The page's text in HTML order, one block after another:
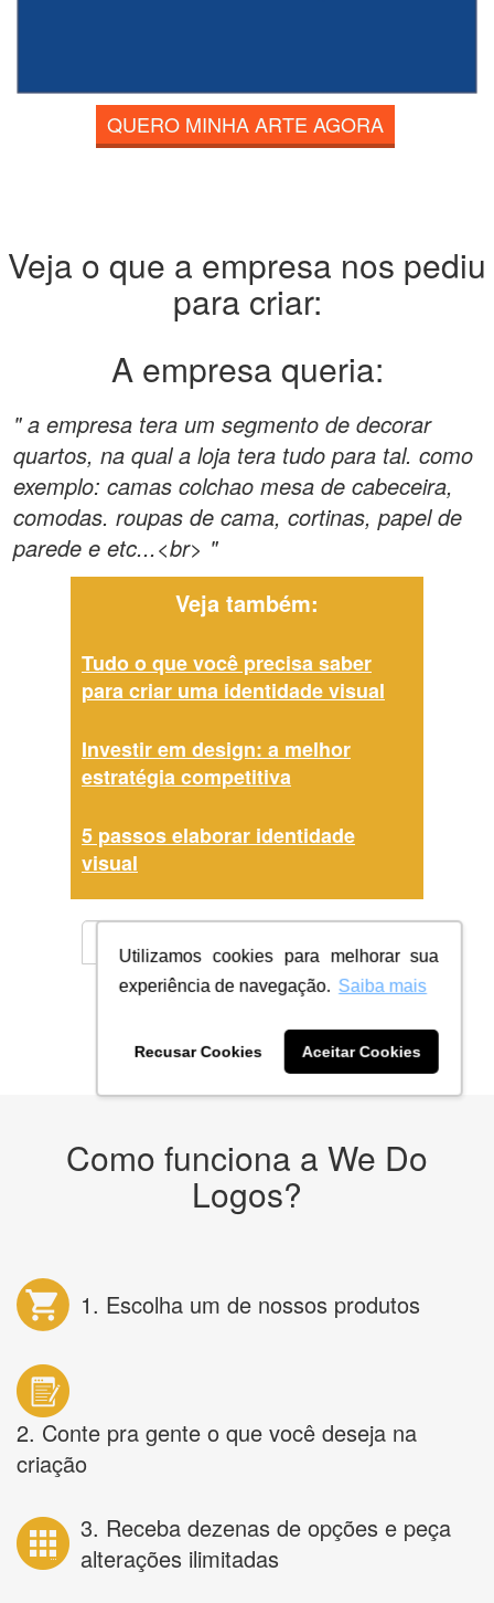
Utilizamos cookies para melhorar sua
experiência de navegação. Saiba mais
Recusar Cookies Aceitar Cookies
QUERO MINHA ARTE AGORA
Veja o que a empresa nos pediu
para criar:
A empresa queria:
" a empresa tera um segmento de decorar
quartos, na qual a loja tera tudo para tal. como
exemplo: camas colchao mesa de cabeceira,
comodas. roupas de cama, cortinas, papel de
parede e etc...<br> "
Veja também:
Tudo o que você precisa saber
para criar uma identidade visual
Investir em design: a melhor
estratégia competitiva
5 passos elaborar identidade
visual
QUERO MINHA ARTE AGORA
qualquer tipo de SPAM. Confira as
Políticas de Privacidade.
Como funciona a We Do
Logos?
1. Escolha um de nossos produtos
2. Conte pra gente o que você deseja na
criação
3. Receba dezenas de opções e peça
alterações ilimitadas